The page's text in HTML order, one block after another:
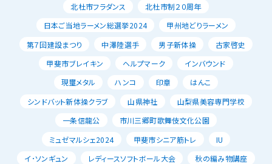
北杜市フラダンス
北杜市制２０周年
日本ご当地ラーメン総選挙2024
甲州地どりラーメン
第７回建設まつり
中澤陸選手 男子新体操
古家啓史
甲斐市ブレイキン
ヘルプマーク
インバウンド
現璽メタル
ハンコ 印章
はんこ
シンドバット新体操クラブ
山県神社
山梨県美容専門学校
一条信龍公
市川三郷町歌舞伎文化公園
ミュゼマルシェ2024
甲斐市シニア筋トレ
IU
イ･ソンギュン
レディースソフトボール大会
秋の編み物講座